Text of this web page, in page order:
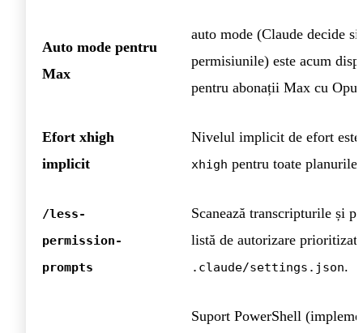
Auto mode pentru
Max
auto mode (Claude decide
permisiunile) este acum
pentru abonații Max cu
Efort xhigh
implicit
Nivelul implicit de efort
xhigh pentru toate planurile.
/less-
permission-
prompts
Scanează transcripturile și
listă de autorizare
.claude/settings.json.
Suport PowerShell